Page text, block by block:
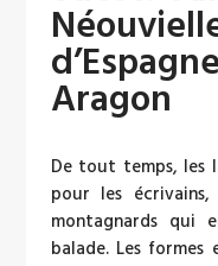
Aragon
De tout temps, les
pour les
montagnards qui
balade. Les formes